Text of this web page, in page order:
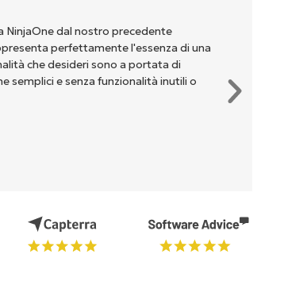
NinjaOne dal nostro precedente
perfettamente l'essenza di una
che desideri sono a portata di
semplici e senza funzionalità inutili o